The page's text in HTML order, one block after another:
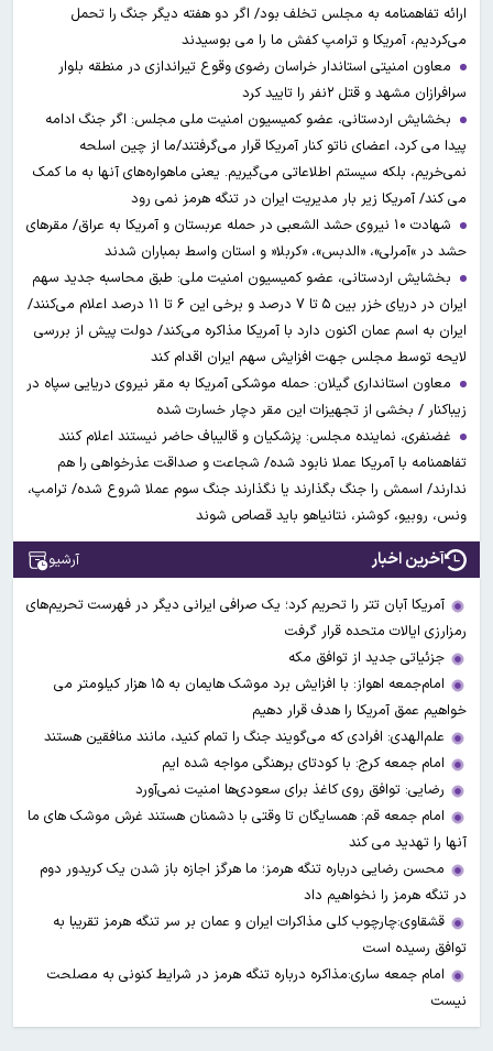
ارائه تفاهمنامه به مجلس تخلف بود/ اگر دو هفته دیگر جنگ را تحمل
می‌کردیم، آمریکا و ترامپ کفش ما را می بوسیدند
معاون امنیتی استاندار خراسان رضوی وقوع تیراندازی در منطقه بلوار
سرافرازان مشهد و قتل ۲نفر را تایید کرد
بخشایش اردستانی، عضو کمیسیون امنیت ملی مجلس: اگر جنگ ادامه
پیدا می کرد، اعضای ناتو کنار آمریکا قرار می‌گرفتند/ما از چین اسلحه
نمی‌خریم، بلکه سیستم اطلاعاتی می‌گیریم. یعنی ماهواره‌های آنها به ما کمک
می کند/ آمریکا زیر بار مدیریت ایران در تنگه هرمز نمی رود
شهادت ۱۰ نیروی حشد الشعبی در حمله عربستان و آمریکا به عراق/ مقرهای
حشد در »آمرلی»، «الدبس»، «کربلا« و استان واسط بمباران شدند
بخشایش اردستانی، عضو کمیسیون امنیت ملی: طبق محاسبه جدید سهم
ایران در دریای خزر بین ۵ تا ۷ درصد و برخی این ۶ تا ۱۱ درصد اعلام می‌کنند/
ایران به اسم عمان اکنون دارد با آمریکا مذاکره می‌کند/ دولت پیش از بررسی
لایحه توسط مجلس جهت افزایش سهم ایران اقدام کند
معاون استانداری گیلان: حمله موشکی آمریکا به مقر نیروی دریایی سپاه در
زیباکنار / بخشی از تجهیزات این مقر دچار خسارت شده
غضنفری، نماینده مجلس: پزشکیان و قالیباف حاضر نیستند اعلام کنند
تفاهمنامه با آمریکا عملا نابود شده/ شجاعت و صداقت عذرخواهی را هم
ندارند/ اسمش را جنگ بگذارند یا نگذارند جنگ سوم عملا شروع شده/ ترامپ،
ونس، روبیو، کوشنر، نتانیاهو باید قصاص شوند
آخرین اخبار آرشیو
آمریکا آبان تتر را تحریم کرد؛ یک صرافی ایرانی دیگر در فهرست تحریم‌های
رمزارزی ایالات متحده قرار گرفت
جزئیاتی جدید از توافق مکه
امام‌جمعه اهواز: با افزایش برد موشک هایمان به ۱۵ هزار کیلومتر می
خواهیم عمق آمریکا را هدف قرار دهیم
علم‌الهدی: افرادی که می‌گویند جنگ را تمام کنید، مانند منافقین هستند
امام جمعه کرج: با کودتای برهنگی مواجه شده ایم
رضایی: توافق روی کاغذ برای سعودی‌ها امنیت نمی‌آورد
امام جمعه قم: همسایگان تا وقتی با دشمنان هستند غرش موشک های ما
آنها را تهدید می کند
محسن رضایی درباره تنگه هرمز؛ ما هرگز اجازه باز شدن یک کریدور دوم
در تنگه هرمز را نخواهیم داد
قشقاوی:چارچوب کلی مذاکرات ایران و عمان بر سر تنگه هرمز تقریبا به
توافق رسیده است
امام جمعه ساری:مذاکره درباره تنگه هرمز در شرایط کنونی به مصلحت
نیست